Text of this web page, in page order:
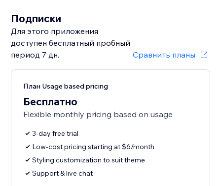
Подписки
Для этого приложения
доступен бесплатный пробный
период 7 дн.
Сравнить планы
План Usage based pricing
Бесплатно
Flexible monthly pricing based on usage
3-day free trial
Low-cost pricing starting at $6/month
Styling customization to suit theme
Support & live chat